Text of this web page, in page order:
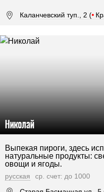
Каланчевский туп., 2 (•
Николай
Выпекая пироги, здесь
натуральные продукты:
овощи и ягоды.
русская
ср. счет: до 1000